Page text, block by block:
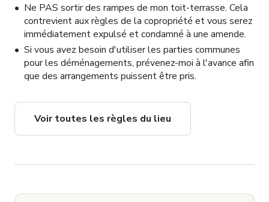
Ne PAS sortir des rampes de mon toit-terrasse. Cela
contrevient aux règles de la copropriété et vous serez
immédiatement expulsé et condamné à une amende.
Si vous avez besoin d'utiliser les parties communes
pour les déménagements, prévenez-moi à l'avance afin
que des arrangements puissent être pris.
Voir toutes les règles du lieu